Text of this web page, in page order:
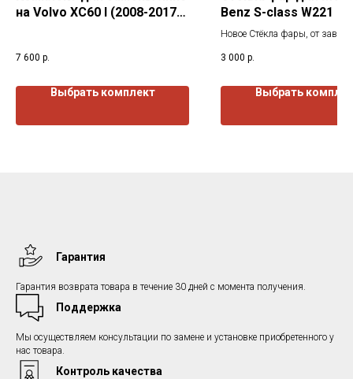
на Volvo XC60 I (2008-2017)
7 600 р.
Выбрать комплект
Benz S-class W221
2013) рестайлинг
Новое Стёкла фары, от завода
защитным лаком как с
3 000 р.
Выбрать
Гарантия
Гарантия возврата товара в течение 30 дней с момента получения.
Поддержка
Мы осуществляем консультации по замене и установке приобретенного у
нас товара.
Контроль качества